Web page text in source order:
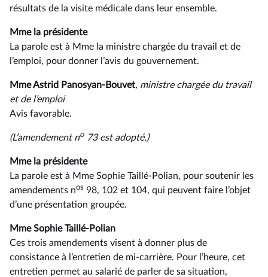
résultats de la visite médicale dans leur ensemble.
Mme la présidente
La parole est à Mme la ministre chargée du travail et de
l’emploi, pour donner l’avis du gouvernement.
Mme Astrid Panosyan-Bouvet, ministre chargée du travail
et de l’emploi
Avis favorable.
(L’amendement no 73 est adopté.)
Mme la présidente
La parole est à Mme Sophie Taillé-Polian, pour soutenir les
amendements nos 98, 102 et 104, qui peuvent faire l’objet
d’une présentation groupée.
Mme Sophie Taillé-Polian
Ces trois amendements visent à donner plus de
consistance à l’entretien de mi-carrière. Pour l’heure, cet
entretien permet au salarié de parler de sa situation,